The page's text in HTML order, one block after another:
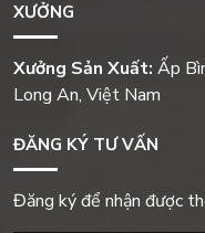
XƯỞNG
Xưởng Sản Xuất: Ấp
Long An, Việt Nam
ĐĂNG KÝ TƯ VẤN
Đăng ký để nhận được